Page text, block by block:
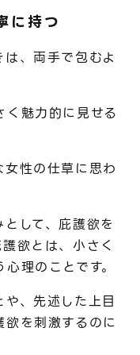
に持つ
、両手で包むよ
魅力的に見せる
性の仕草に思わ
して、庇護欲を
欲とは、小さく
理のことです。
、先述した上目
を刺激するのに